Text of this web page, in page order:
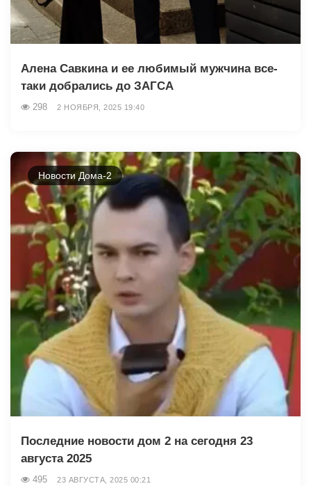
Алена Савкина и ее любимый мужчина все-
таки добрались до ЗАГСА
298 2 НОЯБРЯ, 2025 19:40
Новости Дома-2
Последние новости дом 2 на сегодня 23
августа 2025
495 23 АВГУСТА, 2025 00:21